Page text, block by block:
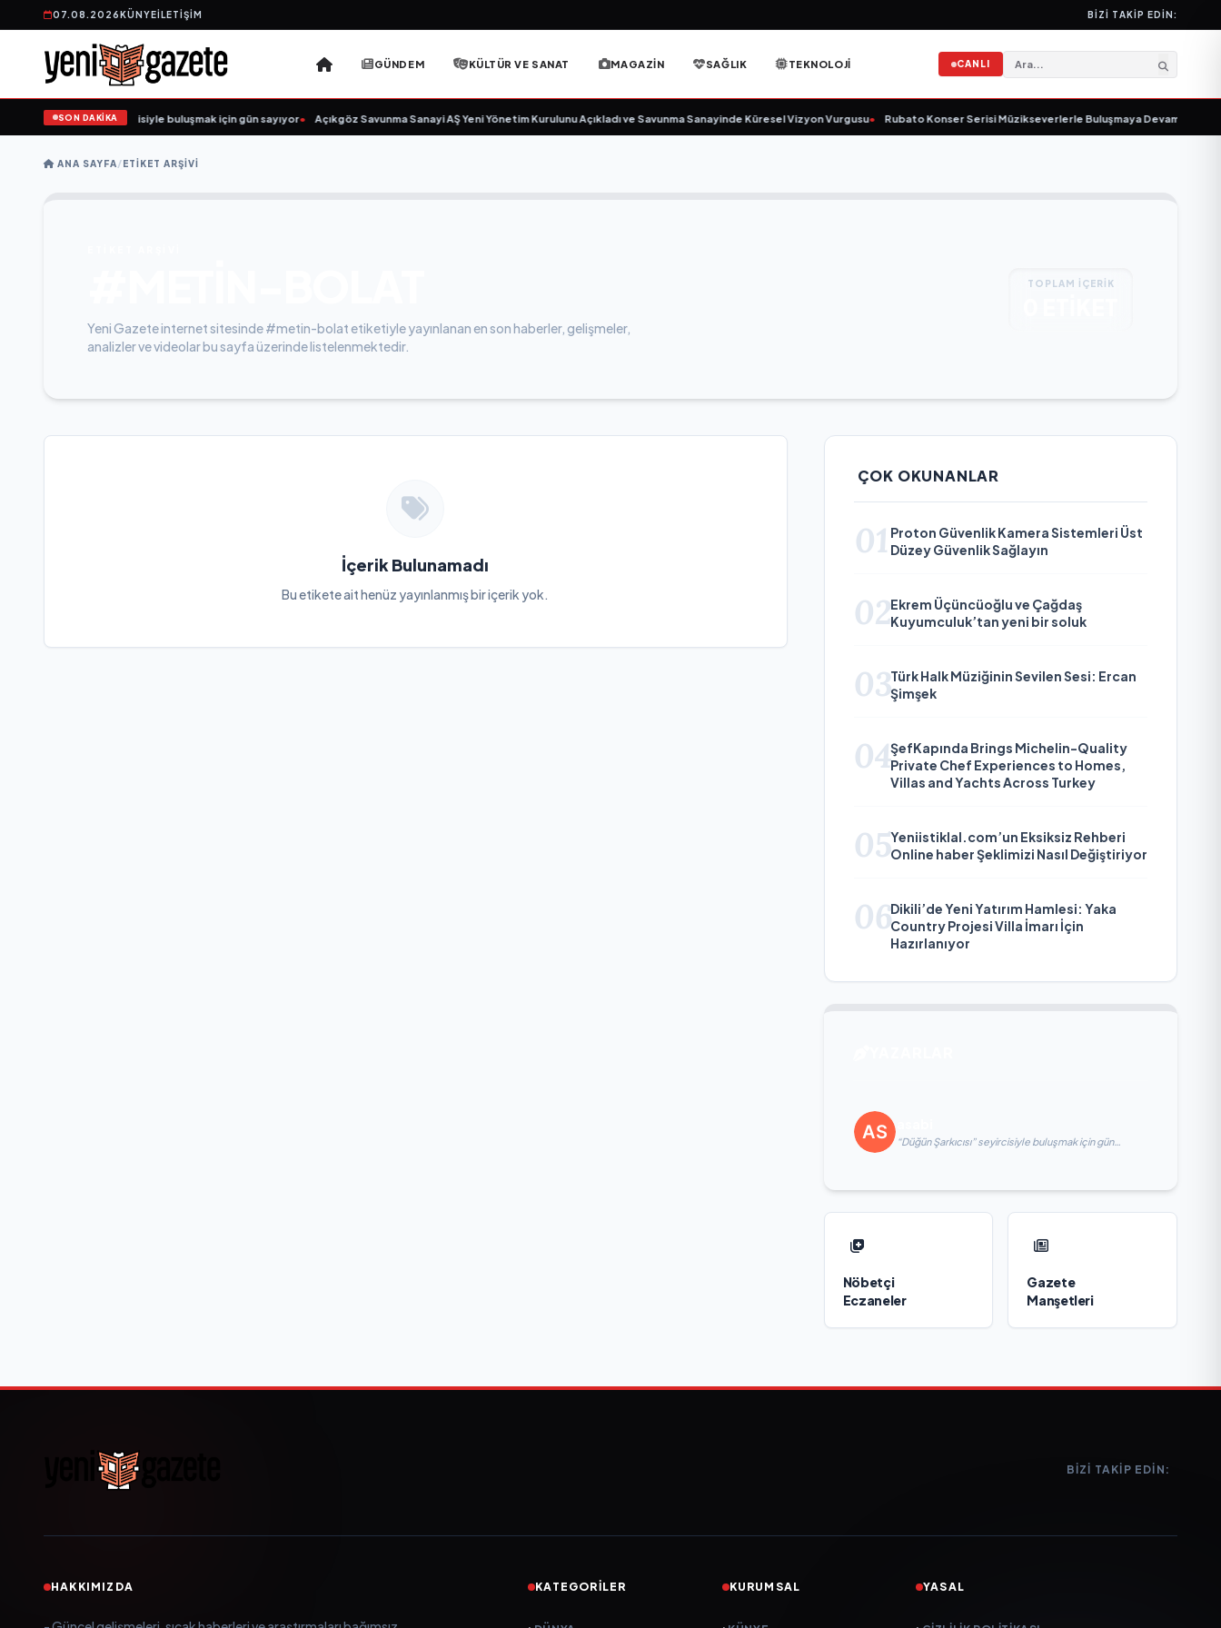
07.08.2026KÜNYEİLETIŞIM BIZI TAKIP EDIN:
GÜNDEM KÜLTÜR VE SANAT MAGAZIN SAĞLIK TEKNOLOJI CANLI
SON DAKİKA
“Düğün Şarkıcısı” seyircisiyle buluşmak için gün sayıyor• Açıkgöz Savunma Sanayi AŞ Yeni Yönetim Kurulunu Açıkladı ve Savunma Sanayinde Küresel Vizyon Vurgusu• Rubato Konser Serisi Müzikseverlerle Buluşmaya Devam Ediyor
ANA SAYFA/ETIKET ARŞIVI
Yeni Gazete internet sitesinde #metin-bolat etiketiyle yayınlanan en son haberler, gelişmeler,
analizler ve videolar bu sayfa üzerinde listelenmektedir.
TOPLAM İÇERİK
İçerik Bulunamadı
Bu etikete ait henüz yayınlanmış bir içerik yok.
ÇOK OKUNANLAR
01 Proton Güvenlik Kamera Sistemleri Üst
Düzey Güvenlik Sağlayın
02Ekrem Üçüncüoğlu ve Çağdaş
Kuyumculuk’tan yeni bir soluk
03Türk Halk Müziğinin Sevilen Sesi: Ercan
Şimşek
04ŞefKapında Brings Michelin-Quality
Private Chef Experiences to Homes,
Villas and Yachts Across Turkey
05Yeniistiklal.com’un Eksiksiz Rehberi
Online haber Şeklimizi Nasıl Değiştiriyor
06Dikili’de Yeni Yatırım Hamlesi: Yaka
Country Projesi Villa İmarı İçin
Hazırlanıyor
“Düğün Şarkıcısı” seyircisiyle buluşmak için gün
Nöbetçi
Eczaneler
Gazete
Manşetleri
BIZI TAKIP EDIN:
HAKKIMIZDA KATEGORILER KURUMSAL YASAL